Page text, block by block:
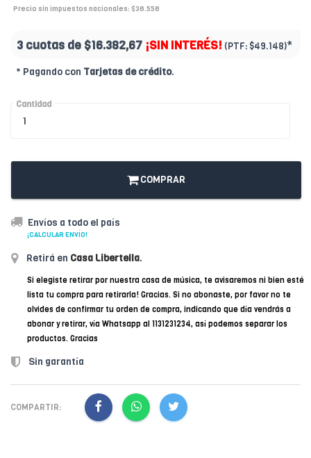
Precio sin impuestos nacionales: $36.556
3 cuotas de $16.382,67 ¡SIN INTERÉS! (PTF: $49.148)*
* Pagando con Tarjetas de crédito.
Cantidad
COMPRAR
Envíos a todo el país
¡CALCULAR ENVÍO!
Retirá en Casa Libertella.
Si elegiste retirar por nuestra casa de música, te avisaremos ni bien esté
lista tu compra para retirarla! Gracias. Si no abonaste, por favor no te
olvides de confirmar tu orden de compra, indicando que día vendrás a
abonar y retirar, vía Whatsapp al 1131231234, así podemos separar los
productos. Gracias
Sin garantía
COMPARTIR: